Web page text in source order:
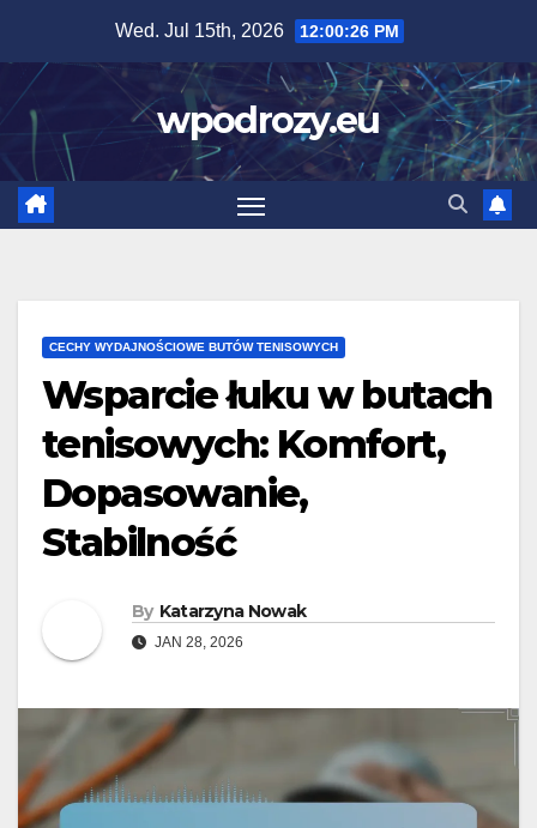
content
Wed. Jul 15th, 2026 12:00:27 PM
wpodrozy.eu
CECHY WYDAJNOŚCIOWE BUTÓW TENISOWYCH
Wsparcie łuku w butach
tenisowych: Komfort,
Dopasowanie,
Stabilność
By Katarzyna Nowak
JAN 28, 2026